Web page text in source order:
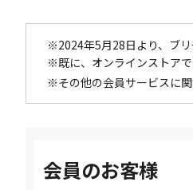
※2024年5月28日より、ブリ
※既に、オンラインストア
※その他の会員サービスに関
会員のお客様